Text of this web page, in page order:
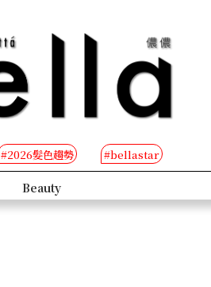
#2026髮色趨勢 #bellastar
Beauty